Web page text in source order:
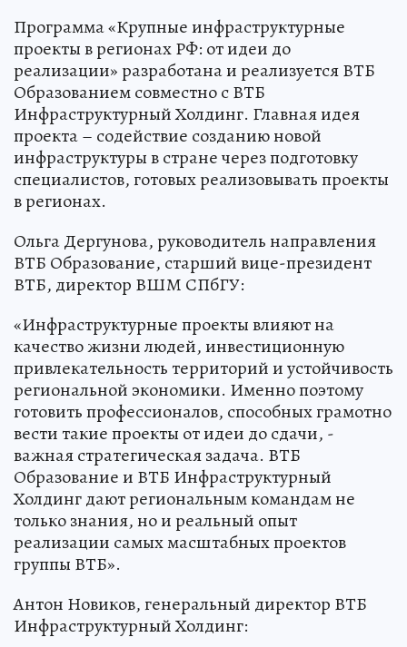
Программа «Крупные инфраструктурные
проекты в регионах РФ: от идеи до
реализации» разработана и реализуется ВТБ
Образованием совместно с ВТБ
Инфраструктурный Холдинг. Главная идея
проекта – содействие созданию новой
инфраструктуры в стране через подготовку
специалистов, готовых реализовывать проекты
в регионах.
Ольга Дергунова, руководитель направления
ВТБ Образование, старший вице-президент
ВТБ, директор ВШМ СПбГУ:
«Инфраструктурные проекты влияют на
качество жизни людей, инвестиционную
привлекательность территорий и устойчивость
региональной экономики. Именно поэтому
готовить профессионалов, способных грамотно
вести такие проекты от идеи до сдачи, -
важная стратегическая задача. ВТБ
Образование и ВТБ Инфраструктурный
Холдинг дают региональным командам не
только знания, но и реальный опыт
реализации самых масштабных проектов
группы ВТБ».
Антон Новиков, генеральный директор ВТБ
Инфраструктурный Холдинг: